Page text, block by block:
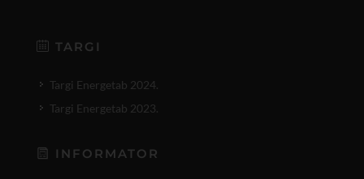
TARGI
Targi Energetab 2024.
Targi Energetab 2023.
INFORMATOR